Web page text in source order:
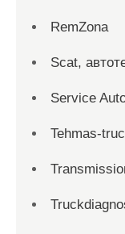
RemZona
Scat,
Service
Tehmas-